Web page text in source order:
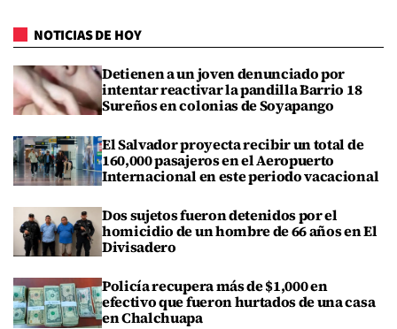
NOTICIAS DE HOY
Detienen a un joven denunciado por
intentar reactivar la pandilla Barrio 18
Sureños en colonias de Soyapango
El Salvador proyecta recibir un total de
160,000 pasajeros en el Aeropuerto
Internacional en este periodo vacacional
Dos sujetos fueron detenidos por el
homicidio de un hombre de 66 años en El
Divisadero
Policía recupera más de $1,000 en
efectivo que fueron hurtados de una casa
en Chalchuapa